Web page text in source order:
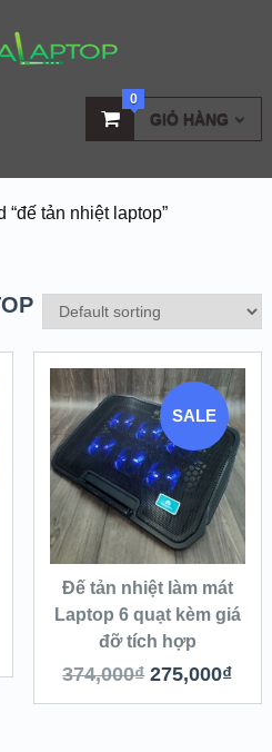
GIỎ HÀNG
0
“đế tản nhiệt laptop”
SALE
Đế tản nhiệt làm mát
Laptop 6 quạt kèm giá
đỡ tích hợp
374,000₫ 275,000₫